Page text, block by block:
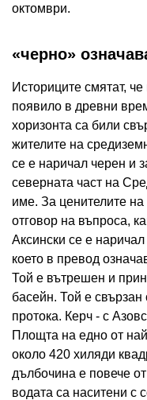
октомври.
«черно»
Историците смятат,
появило в древни
хоризонта са били
жителите на
се е наричал черен и
северната част на
име. За ценителите
отговор на въпроса,
Аксински се е
което в превод
Той е вътрешен и
басейн. Той е свързан
протока. Керч - с
Площта на едно от
около 420 хиляди
дълбочина е повече
водата са наситени с